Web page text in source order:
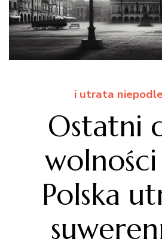
i utrata
Ostatni
Polska